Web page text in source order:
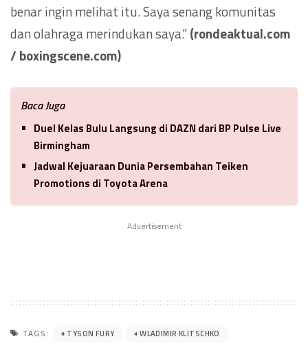
benar ingin melihat itu. Saya senang komunitas
dan olahraga merindukan saya.”(rondeaktual.com
/ boxingscene.com)
Baca Juga
Duel Kelas Bulu Langsung di DAZN dari BP Pulse Live
Birmingham
Jadwal Kejuaraan Dunia Persembahan Teiken
Promotions di Toyota Arena
Advertisement
TAGS: TYSON FURY WLADIMIR KLITSCHKO